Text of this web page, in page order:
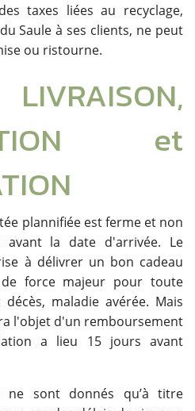
taxes liées au recyclage,
Saule à ses clients, ne peut
ou ristourne.
et
plannifiée est ferme et non
avant la date d'arrivée. Le
à délivrer un bon cadeau
force majeur pour toute
maladie avérée. Mais
l'objet d'un remboursement
a lieu 15 jours avant
ne sont donnés qu’à titre